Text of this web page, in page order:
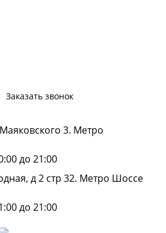
Заказать звонок
3. Метро
до 21:00
д 2 стр 32. Метро Шоссе
до 21:00